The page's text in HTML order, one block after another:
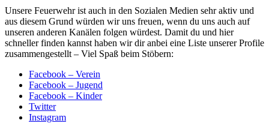
Unsere Feuerwehr ist auch in den Sozialen Medien sehr aktiv und
aus diesem Grund würden wir uns freuen, wenn du uns auch auf
unseren anderen Kanälen folgen würdest. Damit du und hier
schneller finden kannst haben wir dir anbei eine Liste unserer Profile
zusammengestellt – Viel Spaß beim Stöbern:
Facebook – Verein
Facebook – Jugend
Facebook – Kinder
Twitter
Instagram